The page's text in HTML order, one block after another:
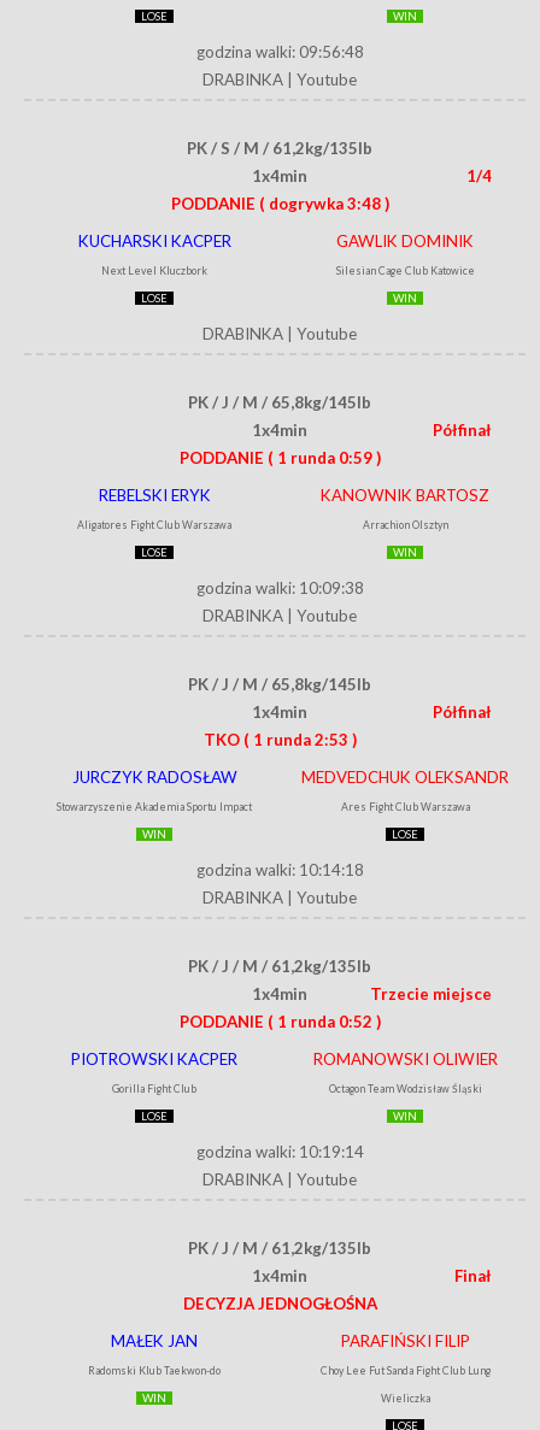
LOSE WIN
godzina walki: 09:56:48
DRABINKA
Youtube
PK / S / M / 61,2kg/135lb
1x4min
1/4
PODDANIE ( dogrywka 3:48 )
KUCHARSKI KACPER
Next Level Kluczbork
LOSE
GAWLIK DOMINIK
Silesian Cage Club Katowice
WIN
DRABINKA Youtube
PK / J / M / 65,8kg/145lb
1x4min
Półfinał
PODDANIE ( 1 runda 0:59 )
REBELSKI ERYK
Aligatores Fight Club Warszawa
LOSE
KANOWNIK BARTOSZ
Arrachion Olsztyn
WIN
godzina walki: 10:09:38
DRABINKA
Youtube
PK / J / M / 65,8kg/145lb
1x4min
Półfinał
TKO ( 1 runda 2:53 )
JURCZYK RADOSŁAW
Stowarzyszenie Akademia Sportu Impact
WIN
MEDVEDCHUK OLEKSANDR
Ares Fight Club Warszawa
LOSE
godzina walki: 10:14:18
DRABINKA
Youtube
PK / J / M / 61,2kg/135lb
1x4min
Trzecie miejsce
PODDANIE ( 1 runda 0:52 )
PIOTROWSKI KACPER
Gorilla Fight Club
LOSE
ROMANOWSKI OLIWIER
Octagon Team Wodzisław Śląski
WIN
godzina walki: 10:19:14
DRABINKA
Youtube
PK / J / M / 61,2kg/135lb
1x4min
Finał
DECYZJA JEDNOGŁOŚNA
MAŁEK JAN
Radomski Klub Taekwon-do
WIN
PARAFIŃSKI FILIP
Choy Lee Fut Sanda Fight Club Lung
Wieliczka
LOSE